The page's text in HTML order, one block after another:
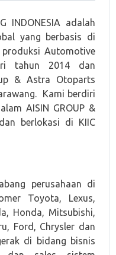
INDONESIA adalah
yang berbasis di
Automotive
tahun 2014 dan
& Astra Otoparts
Kami berdiri
AISIN GROUP &
berlokasi di KIIC
perusahaan di
Toyota, Lexus,
Honda, Mitsubishi,
Ford, Chrysler dan
di bidang bisnis